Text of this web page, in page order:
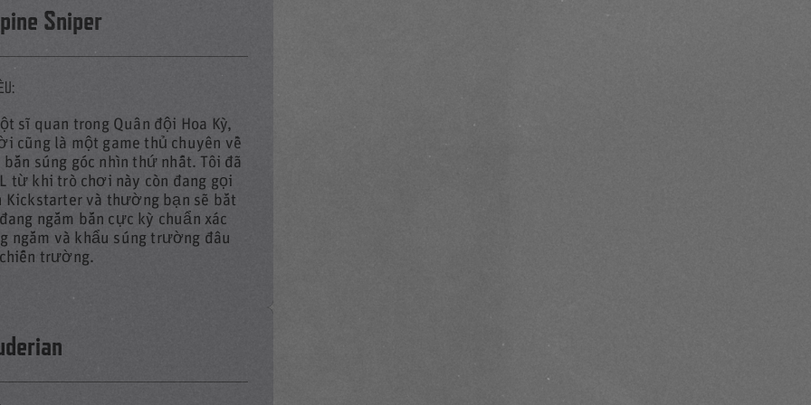
Sniper
sĩ quan trong Quân đội Hoa Kỳ,
cũng là một game thủ chuyên về
súng góc nhìn thứ nhất. Tôi đã
từ khi trò chơi này còn đang gọi
Kickstarter và thường bạn sẽ bắt
ngắm bắn cực kỳ chuẩn xác
ngắm và khẩu súng trường đâu
trường.